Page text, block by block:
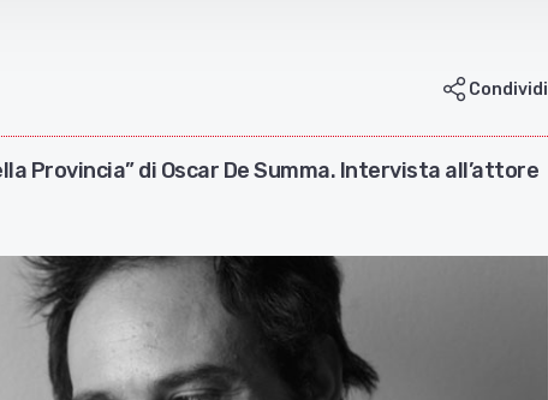
Condividi
Provincia” di Oscar De Summa. Intervista all’attore